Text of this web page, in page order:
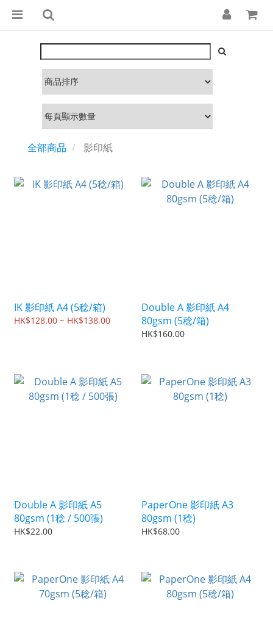
全部商品 影印紙
IK 影印紙 A4 (5稔/箱)
HK$128.00 ~ HK$138.00
Double A 影印紙 A4
80gsm (5稔/箱)
HK$160.00
Double A 影印紙 A5
80gsm (1稔 / 500張)
HK$22.00
PaperOne 影印紙 A3
80gsm (1稔)
HK$68.00